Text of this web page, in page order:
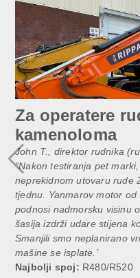
Za operatere
kamenoloma
John T., direktor rudnika
“Nakon testiranja pet
neprekidnom utovaru rude
tjednu. Yanmarov motor
podnosi nadmorsku visinu
šasija izdrži udare stijena
Smanjili smo neplanirano
mašine se isplate.’
Najbolji spoj: R480/R520